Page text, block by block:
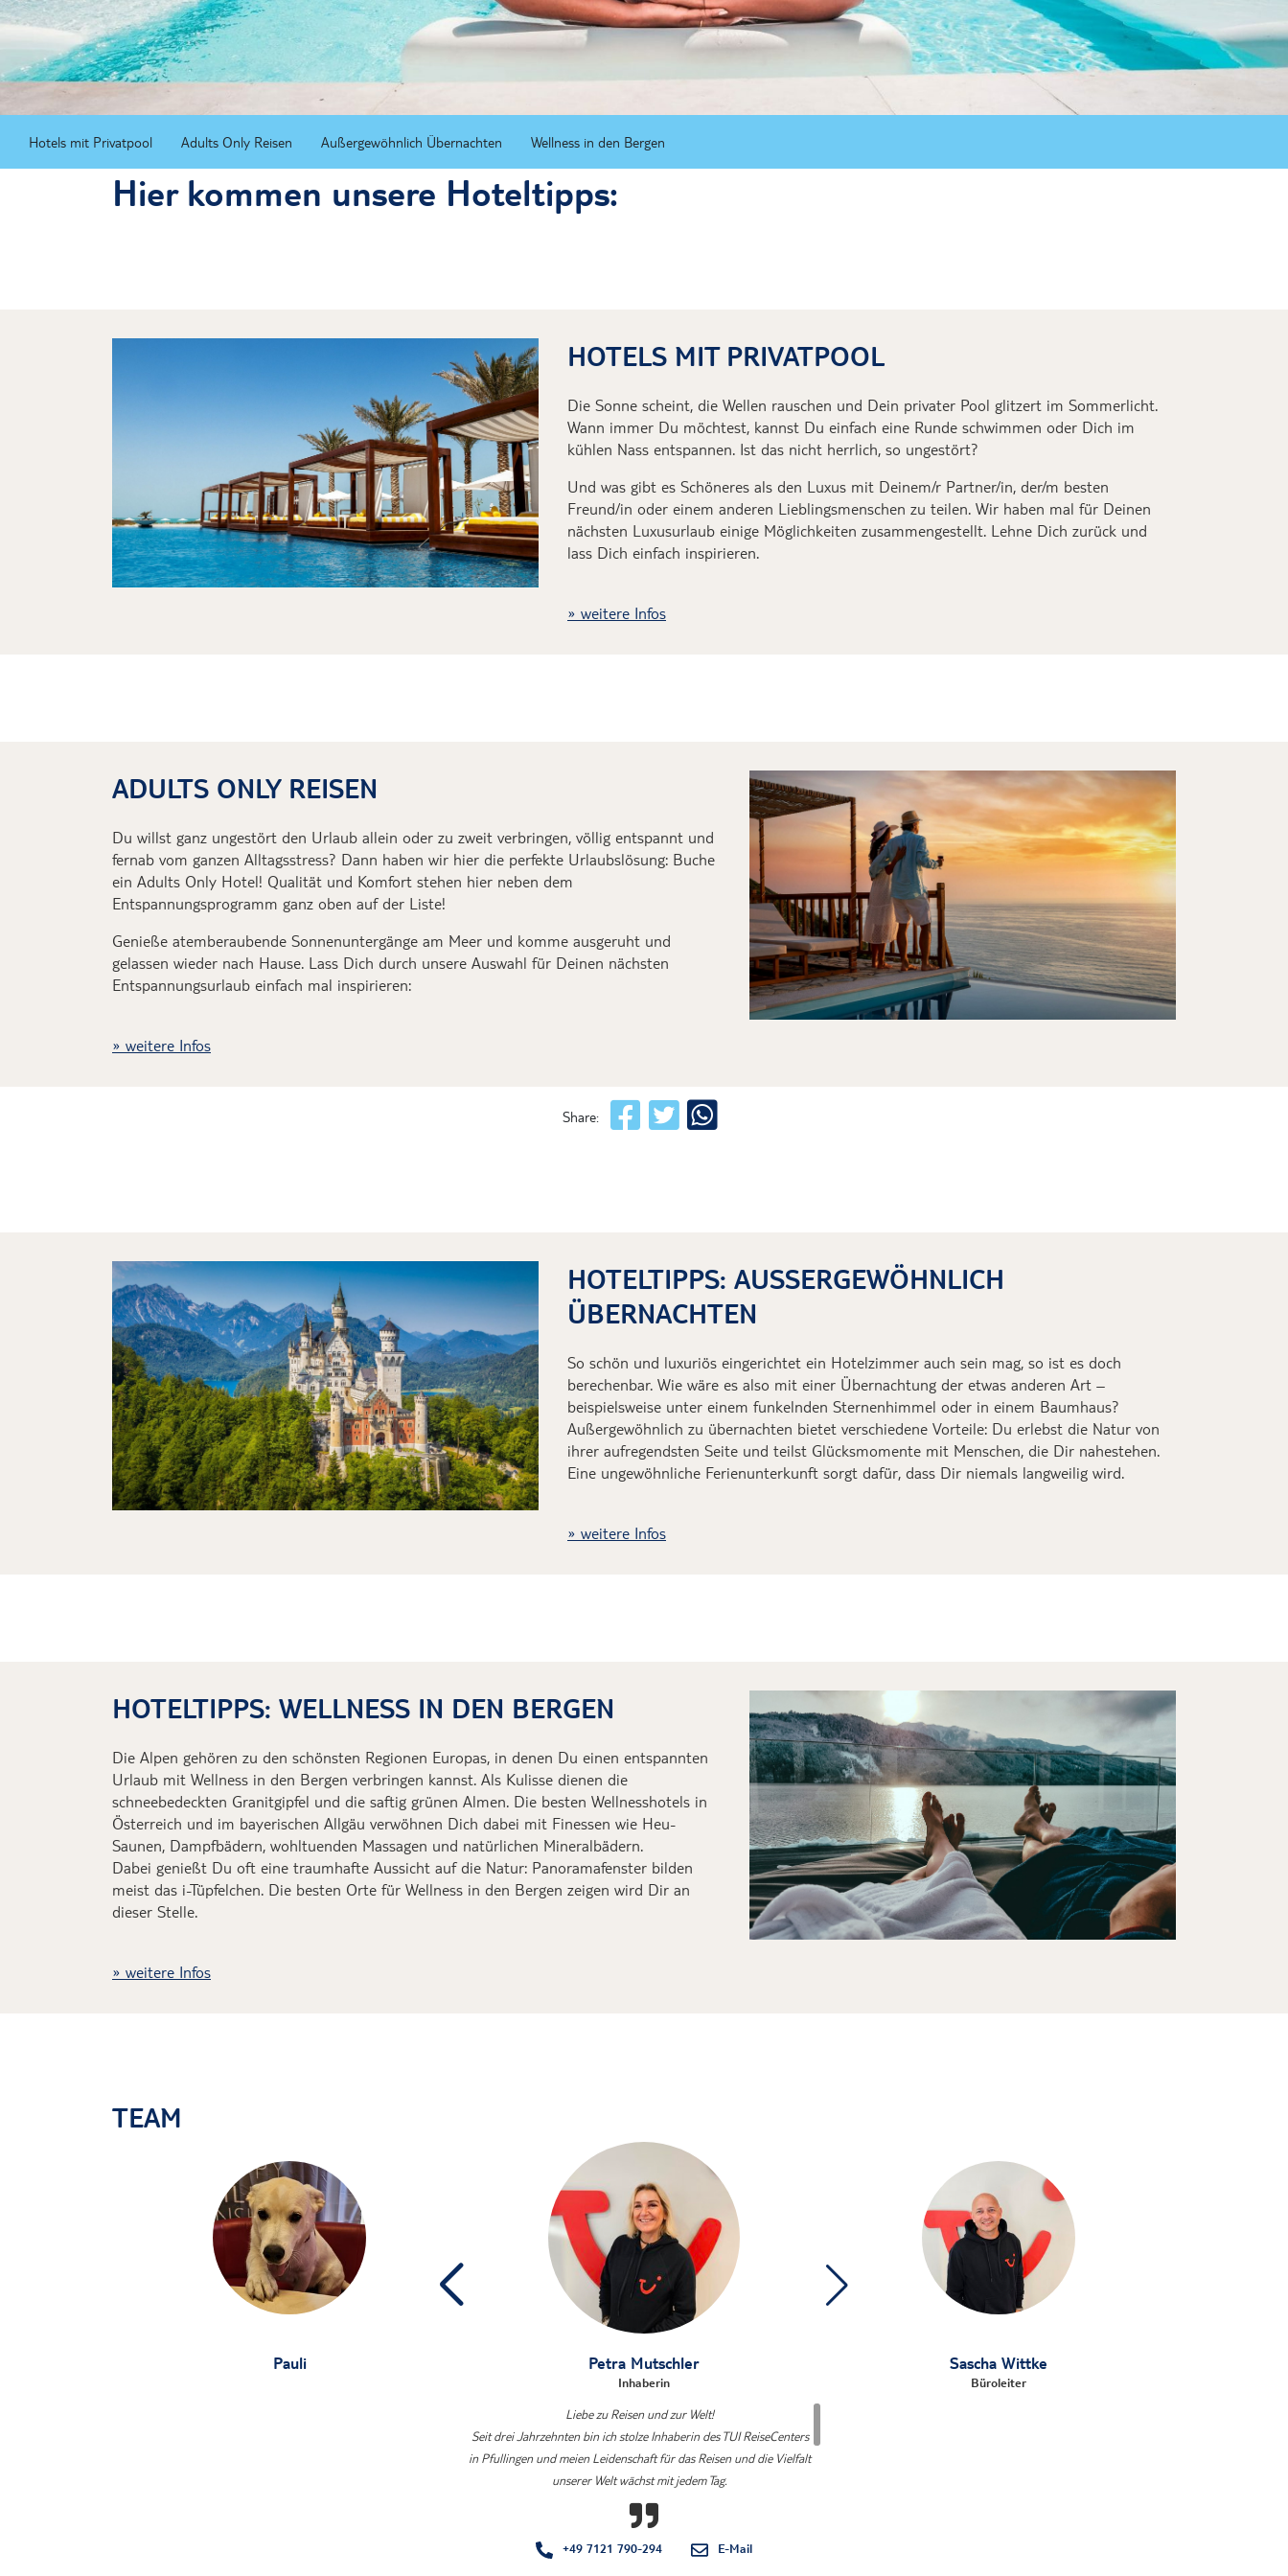
Nordlichter auf Island
Heißluftballonfahrt über
Hotels mit Privatpool Adults Only Reisen Außergewöhnlich Übernachten Wellness in den Bergen
Hier kommen unsere Hoteltipps:
HOTELS MIT PRIVATPOOL
Die Sonne scheint, die Wellen rauschen und Dein privater Pool glitzert im Sommerlicht.
Wann immer Du möchtest, kannst Du einfach eine Runde schwimmen oder Dich im
kühlen Nass entspannen. Ist das nicht herrlich, so ungestört?
Und was gibt es Schöneres als den Luxus mit Deinem/r Partner/in, der/m besten
Freund/in oder einem anderen Lieblingsmenschen zu teilen. Wir haben mal für Deinen
nächsten Luxusurlaub einige Möglichkeiten zusammengestellt. Lehne Dich zurück und
lass Dich einfach inspirieren.
weitere Infos
ADULTS ONLY REISEN
Du willst ganz ungestört den Urlaub allein oder zu zweit verbringen, völlig entspannt und
fernab vom ganzen Alltagsstress? Dann haben wir hier die perfekte Urlaubslösung: Buche
ein Adults Only Hotel! Qualität und Komfort stehen hier neben dem
Entspannungsprogramm ganz oben auf der Liste!
Genieße atemberaubende Sonnenuntergänge am Meer und komme ausgeruht und
gelassen wieder nach Hause. Lass Dich durch unsere Auswahl für Deinen nächsten
Entspannungsurlaub einfach mal inspirieren:
weitere Infos
Share:
HOTELTIPPS: AUSSERGEWÖHNLICH Ü
BERNACHTEN
So schön und luxuriös eingerichtet ein Hotelzimmer auch sein mag, so ist es doch
berechenbar. Wie wäre es also mit einer Übernachtung der etwas anderen Art –
beispielsweise unter einem funkelnden Sternenhimmel oder in einem Baumhaus?
Außergewöhnlich zu übernachten bietet verschiedene Vorteile: Du erlebst die Natur von
ihrer aufregendsten Seite und teilst Glücksmomente mit Menschen, die Dir nahestehen.
Eine ungewöhnliche Ferienunterkunft sorgt dafür, dass Dir niemals langweilig wird.
weitere Infos
HOTELTIPPS: WELLNESS IN DEN BERGEN
Die Alpen gehören zu den schönsten Regionen Europas, in denen Du einen entspannten
Urlaub mit Wellness in den Bergen verbringen kannst. Als Kulisse dienen die
schneebedeckten Granitgipfel und die saftig grünen Almen. Die besten Wellnesshotels in
Österreich und im bayerischen Allgäu verwöhnen Dich dabei mit Finessen wie Heu-
Saunen, Dampfbädern, wohltuenden Massagen und natürlichen Mineralbädern.
Dabei genießt Du oft eine traumhafte Aussicht auf die Natur: Panoramafenster bilden
meist das i-Tüpfelchen. Die besten Orte für Wellness in den Bergen zeigen wird Dir an
dieser Stelle.
weitere Infos
TEAM
Pauli Petra Mutschler
Inhaberin
Liebe zu Reisen und zur Welt!
Seit drei Jahrzehnten bin ich stolze Inhaberin des TUI ReiseCenters
in Pfullingen und meien Leidenschaft für das Reisen und die Vielfalt
unserer Welt wächst mit jedem Tag.
Ich freue mich darauf, auch Euch bei der Planung Eurer nächsten
Traumreise begleiten zu dürfen.
Eure Petra Mutschler
+49 7121 790-294 E-Mail
Sascha Wittke
Büroleiter